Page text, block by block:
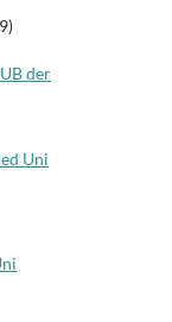
der
Uni